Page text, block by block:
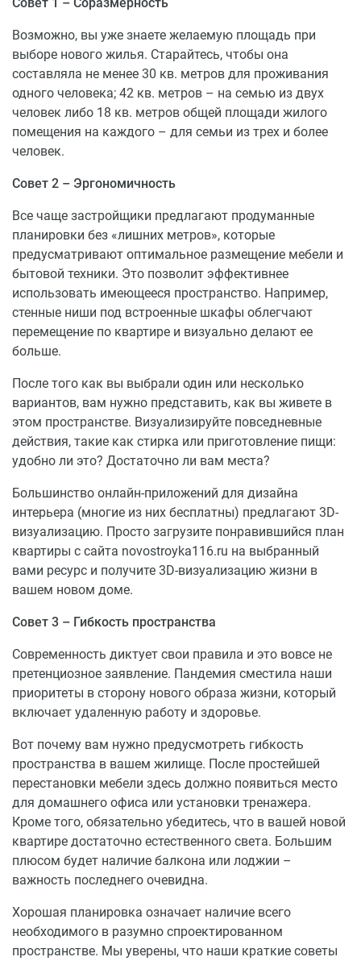
Возможно, вы уже знаете желаемую площадь при
выборе нового жилья. Старайтесь, чтобы она
составляла не менее 30 кв. метров для проживания
одного человека; 42 кв. метров – на семью из двух
человек либо 18 кв. метров общей площади жилого
помещения на каждого – для семьи из трех и более
человек.
Совет 2 – Эргономичность
Все чаще застройщики предлагают продуманные
планировки без «лишних метров», которые
предусматривают оптимальное размещение мебели и
бытовой техники. Это позволит эффективнее
использовать имеющееся пространство. Например,
стенные ниши под встроенные шкафы облегчают
перемещение по квартире и визуально делают ее
больше.
После того как вы выбрали один или несколько
вариантов, вам нужно представить, как вы живете в
этом пространстве. Визуализируйте повседневные
действия, такие как стирка или приготовление пищи:
удобно ли это? Достаточно ли вам места?
Большинство онлайн-приложений для дизайна
интерьера (многие из них бесплатны) предлагают 3D-
визуализацию. Просто загрузите понравившийся план
квартиры с сайта novostroyka116.ru на выбранный
вами ресурс и получите 3D-визуализацию жизни в
вашем новом доме.
Совет 3 – Гибкость пространства
Современность диктует свои правила и это вовсе не
претенциозное заявление. Пандемия сместила наши
приоритеты в сторону нового образа жизни, который
включает удаленную работу и здоровье.
Вот почему вам нужно предусмотреть гибкость
пространства в вашем жилище. После простейшей
перестановки мебели здесь должно появиться место
для домашнего офиса или установки тренажера.
Кроме того, обязательно убедитесь, что в вашей новой
квартире достаточно естественного света. Большим
плюсом будет наличие балкона или лоджии –
важность последнего очевидна.
Хорошая планировка означает наличие всего
необходимого в разумно спроектированном
пространстве. Мы уверены, что наши краткие советы